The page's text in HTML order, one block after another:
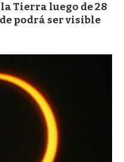
Tierra luego de 28
podrá ser visible